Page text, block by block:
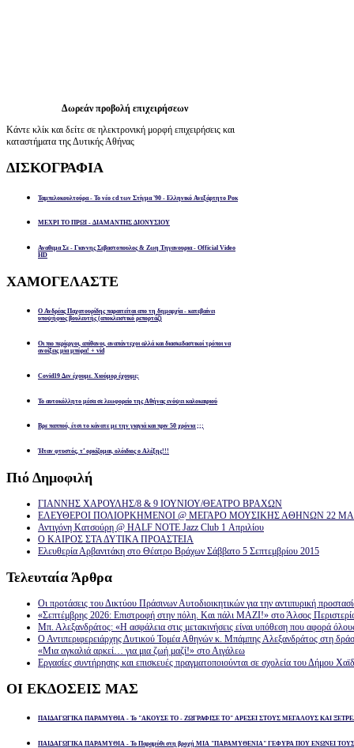
Δωρεάν προβολή επιχειρήσεων
Κάντε κλίκ και δείτε σε ηλεκτρονική μορφή επιχειρήσεις και
καταστήματα της Δυτικής Αθήνας
ΔΙΣΚΟΓΡΑΦΙΑ
Ταμπελοκουλτούρα - Το νέο cd των Στίγμα '90 - Ελληνικό Ανεξάρτητο Ροκ
ΜΕΧΡΙ ΤΟ ΠΡΩΙ - ΔΙΑΜΑΝΤΗΣ ΔΙΟΝΥΣΙΟΥ
Αναθεμα Σε - Γιαννης Σεβαστοπουλος & Ζωη Τηγανουρια - Official Video
HD
ΧΑΜΟΓΕΛΑΣΤΕ
Ο Ανδρέας Παχατουρίδης παραιτείται απο τη δημαρχία - κατεβαίνει
υποψήφιος βουλευτής (αποκλειστικό ρεπορτάζ)
Οι πιο περίεργοι, απίθανοι, αναπάντεχοι αλλά και διασκεδαστικοί τρόποι να
ανοίξεις μία μπύρα! + vid
Covid19 Δεν έχουμε. Χιούμορ έχουμε;
Το αυτοκόλλητο μέσα σε λεωφορείο της Αθήνας ενόψει καλοκαιριού
Βρε παππού, έτσι το κάνατε με την γιαγιά και πριν 50 χρόνια ;;;
Ήταν φτυστός, τ’ ορκίζομαι, ολόιδιος ο Αλέξης!!!
Πιό Δημοφιλή
ΓΙΑΝΝΗΣ ΧΑΡΟΥΛΗΣ/8 & 9 ΙΟΥΝΙΟΥ/ΘΕΑΤΡΟ ΒΡΑΧΩΝ
ΕΛΕΥΘΕΡΟΙ ΠΟΛΙΟΡΚΗΜΕΝΟΙ @ ΜΕΓΑΡΟ ΜΟΥΣΙΚΗΣ ΑΘΗΝΩΝ 22
Αντιγόνη Κατσούρη @ HALF NOTE Jazz Club 1 Απριλίου
Ο ΚΑΙΡΟΣ ΣΤΑ ΔΥΤΙΚΑ ΠΡΟΑΣΤΕΙΑ
Ελευθερία Αρβανιτάκη στο Θέατρο Βράχων Σάββατο 5 Σεπτεμβρίου 2015
Τελευταία Άρθρα
Οι προτάσεις του Δικτύου Πράσινων Αυτοδιοικητικών για την αντιπυρική
«Σεπτέμβρης 2026: Επιστροφή στην πόλη. Και πάλι ΜΑΖΙ!» στο Άλσος
Μπ. Αλεξανδράτος: «Η ασφάλεια στις μετακινήσεις είναι υπόθεση που αφορά
Ο Αντιπεριφερειάρχης Δυτικού Τομέα Αθηνών κ. Μπάμπης Αλεξανδράτος στη
«Μια αγκαλιά αρκεί… για μια ζωή μαζί!» στο Αιγάλεω
Εργασίες συντήρησης και επισκευές πραγματοποιούνται σε σχολεία του Δήμου
ΟΙ ΕΚΔΟΣΕΙΣ ΜΑΣ
ΠΑΙΔΑΓΩΓΙΚΑ ΠΑΡΑΜΥΘΙΑ - Το "ΑΚΟΥΣΕ ΤΟ - ΖΩΓΡΑΦΙΣΕ ΤΟ" ΑΡΕΣΕΙ ΣΤΟΥΣ ΜΕΓΑΛΟΥΣ ΚΑΙ
ΠΑΙΔΑΓΩΓΙΚΑ ΠΑΡΑΜΥΘΙΑ - Το Παραμύθι στη βροχή ΜΙΑ "ΠΑΡΑΜΥΘΕΝΙΑ" ΓΕΦΥΡΑ ΠΟΥ ΕΝΩΝΕΙ